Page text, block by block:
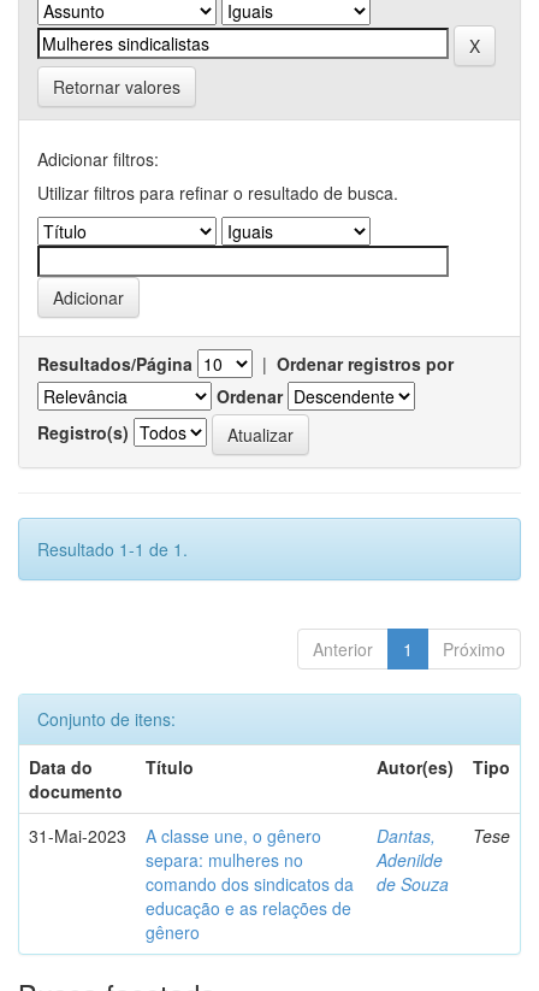
Retornar valores
Adicionar filtros:
Utilizar filtros para refinar o resultado de busca.
Resultados/Página | Ordenar registros por
Ordenar
Registro(s)
Resultado 1-1 de 1.
Anterior 1 Próximo
Conjunto de itens:
Data do
documento
Título Autor(es) Tipo
31-Mai-2023
A classe une, o gênero
separa: mulheres no
comando dos sindicatos da
educação e as relações de
gênero
Dantas,
Adenilde
de Souza
Tese